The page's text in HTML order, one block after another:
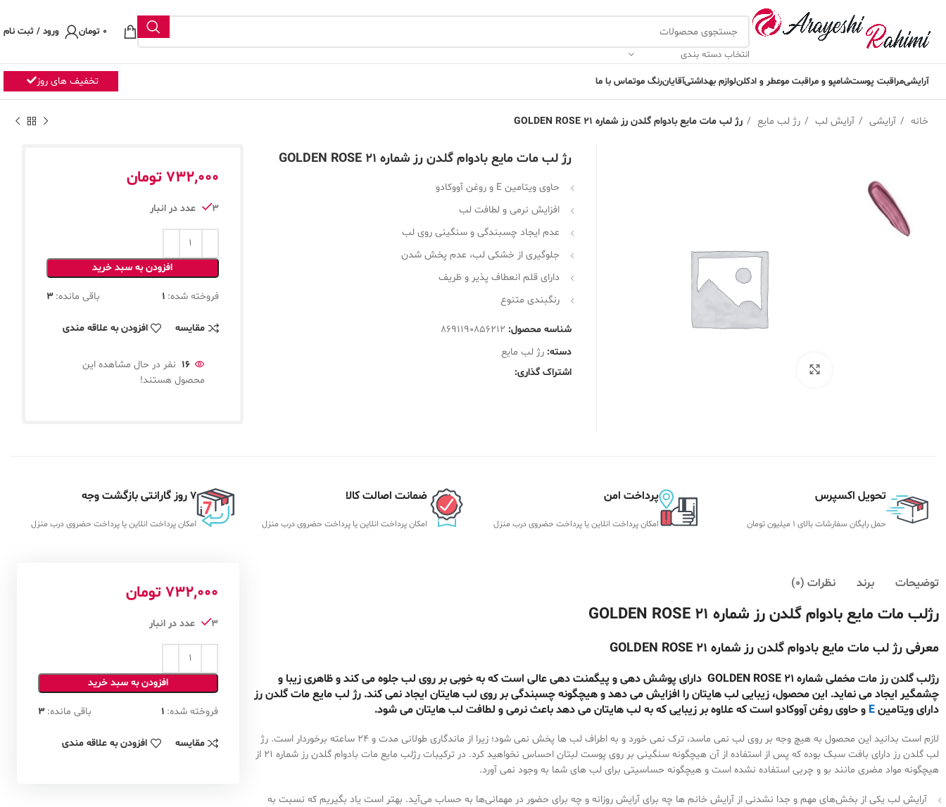
انتخاب دسته بندی
0 تومان ورود / ثبت نام
آرایشیمراقبت پوستشامپو و مراقبت موعطر و ادکلنلوازم بهداشتیآقایانرنگ موتماس با ما تخفیف های روز
خانه آرایشی آرایش لب رژ لب مایع رژ لب مات مایع بادوام گلدن رز شماره 21 GOLDEN ROSE
رژ لب مات مایع بادوام گلدن رز شماره 21 GOLDEN ROSE
حاوی ویتامین E و روغن آووکادو
افزایش نرمی و لطافت لب
عدم ایجاد چسبندگی و سنگینی روی لب
جلوگیری از خشکی لب، عدم پخش شدن
دارای قلم انعطاف پذیر و ظریف
رنگبندی متنوع
شناسه محصول: 8691190856212
دسته: رژ لب مایع
اشتراک گذاری:
732,000 تومان
3 عدد در انبار
افزودن به سبد خرید
فروخته شده: 1 باقی مانده: 3
مقایسه افزودن به علاقه مندی
16 نفر در حال مشاهده این
محصول هستند!
تحویل اکسپرس
حمل رایگان سفارشات بالای 1 میلیون تومان
پرداخت امن
امکان پرداخت انلاین یا پرداخت حضروی درب منزل
ضمانت اصالت کالا
امکان پرداخت انلاین یا پرداخت حضروی درب منزل
7 روز گارانتی بازگشت وجه
امکان پرداخت انلاین یا پرداخت حضروی درب منزل
توضیحات برند نظرات (0)
رژلب مات مایع بادوام گلدن رز شماره 21 GOLDEN ROSE
معرفی رژ لب مات مایع بادوام گلدن رز شماره 21 GOLDEN ROSE
رژلب گلدن رز مات مخملی شماره 21 GOLDEN ROSE دارای پوشش دهی و پیگمنت دهی عالی است که به خوبی بر روی لب جلوه می کند و ظاهری زیبا و
چشمگیر ایجاد می نماید. این محصول، زیبایی لب هایتان را افزایش می دهد و هیچگونه چسبندگی بر روی لب هایتان ایجاد نمی کند. رژ لب مایع مات گلدن رز
دارای ویتامین
و حاوی روغن آووکادو است که علاوه بر زیبایی که به لب هایتان می دهد باعث نرمی و لطافت لب هایتان می شود.
لازم است بدانید این محصول به هیچ وجه بر روی لب نمی ماسد، ترک نمی خورد و به اطراف لب ها پخش نمی شود؛ زیرا از ماندگاری طولانی مدت و 24 ساعته برخوردار است. رژ
لب گلدن رز دارای بافت سبک بوده که پس از استفاده از آن هیچگونه سنگینی بر روی پوست لبتان احساس نخواهید کرد. در ترکیبات رژلب مایع مات بادوام گلدن رز شماره 21 از
هیچگونه مواد مضری مانند بو و چربی استفاده نشده است و هیچگونه حساسیتی برای لب های شما به وجود نمی آورد.
آرایش لب یکی از بخش‌های مهم و جدا نشدنی از آرایش خانم ها چه برای آرایش روزانه و چه برای حضور در مهمانی‌ها به حساب می‌آید. بهتر است یاد بگیریم که نسبت به
732,000 تومان
3 عدد در انبار
افزودن به سبد خرید
فروخته شده: 1 باقی مانده: 3
مقایسه افزودن به علاقه مندی